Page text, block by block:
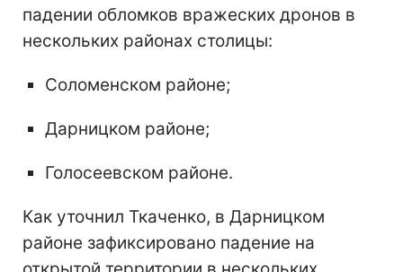
падении обломков вражеских дронов в
нескольких районах столицы:
Соломенском районе;
Дарницком районе;
Голосеевском районе.
Как уточнил Ткаченко, в Дарницком
районе зафиксировано падение на